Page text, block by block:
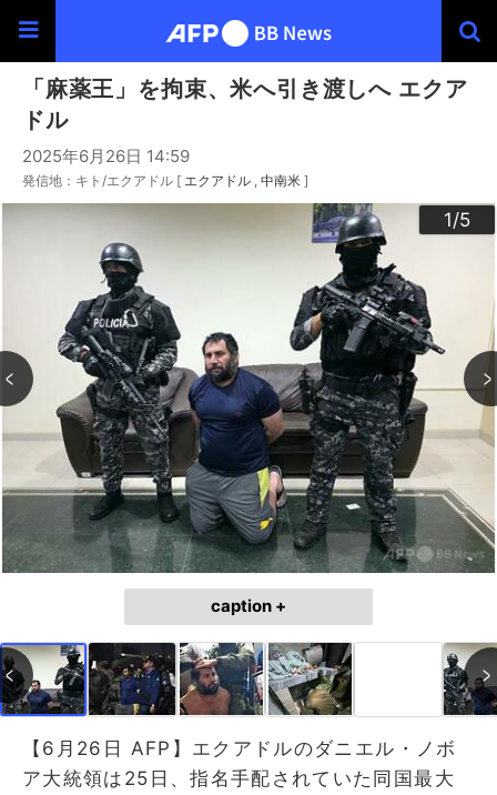
「麻薬王」を拘束、米へ引き渡しへ エクア
ドル
2025年6月26日 14:59
発信地：キト/エクアドル [ エクアドル 中南米 ]
1/5
2/5
3/5
4/5
5/5
caption +
【6月26日 AFP】エクアドルのダニエル・ノボ
ア大統領は25日、指名手配されていた同国最大